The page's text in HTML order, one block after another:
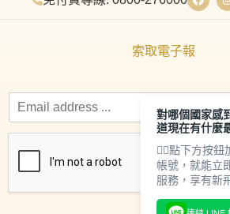
索取電子報
對哪個國家感
道現在有什麼
👇🏻點下方按
帳號，就能立
服務，享有新